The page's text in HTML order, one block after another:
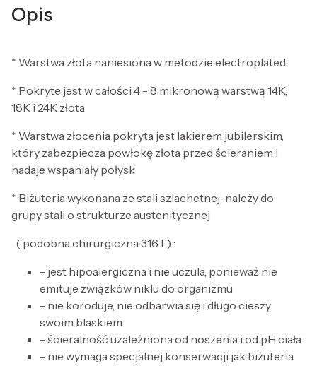
Opis
* Warstwa złota naniesiona w metodzie electroplated
* Pokryte jest w całości 4 - 8 mikronową warstwą 14K,
18K i 24K złota
* Warstwa złocenia pokryta jest lakierem jubilerskim,
który zabezpiecza powłokę złota przed ścieraniem i
nadaje wspaniały połysk
* Biżuteria wykonana ze stali szlachetnej-należy do
grupy stali o strukturze austenitycznej
( podobna chirurgiczna 316 L) :
- jest hipoalergiczna i nie uczula, ponieważ nie
emituje związków niklu do organizmu
- nie koroduje, nie odbarwia się i długo cieszy
swoim blaskiem
- ścieralność uzależniona od noszenia i od pH ciała
- nie wymaga specjalnej konserwacji jak biżuteria